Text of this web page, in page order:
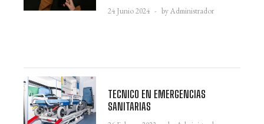
24 Junio 2024 by Administrador
TECNICO EN EMERGENCIAS
SANITARIAS